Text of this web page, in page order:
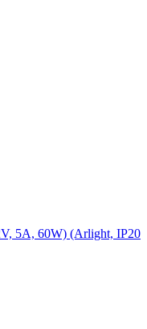
5A, 60W) (Arlight, IP20